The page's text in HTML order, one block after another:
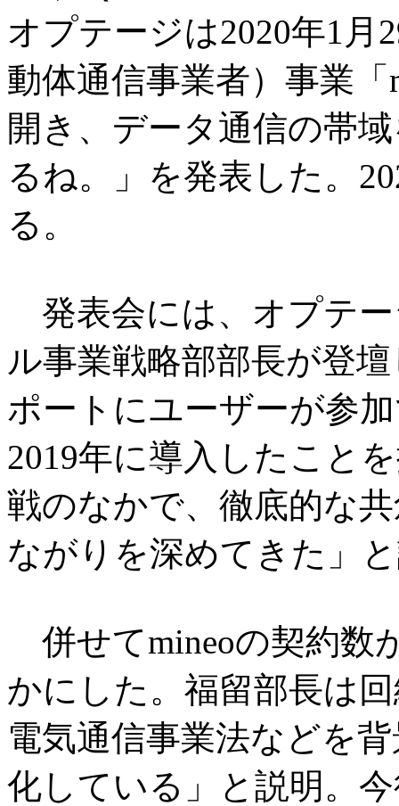
オプテージは2020年1月
動体通信事業者）事業
開き、データ通信の帯
るね。」を発表した。
る。
発表会には、オプテ
ル事業戦略部部長が登
ポートにユーザーが参
2019年に導入したこと
戦のなかで、徹底的な
ながりを深めてきた」
併せてmineoの契約数
かにした。福留部長は
電気通信事業法などを
化している」と説明。